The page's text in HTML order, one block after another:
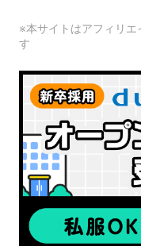
※本サイトはアフィリエ
す